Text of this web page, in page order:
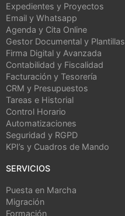
Expedientes y Proyectos
Email y Whatsapp
Agenda y Cita Online
Gestor Documental y Plantillas
Firma Digital y Avanzada
Contabilidad y Fiscalidad
Facturación y Tesorería
CRM y Presupuestos
Tareas e Historial
Control Horario
Automatizaciones
Seguridad y RGPD
KPI’s y Cuadros de Mando
SERVICIOS
Puesta en Marcha
Migración
Formación